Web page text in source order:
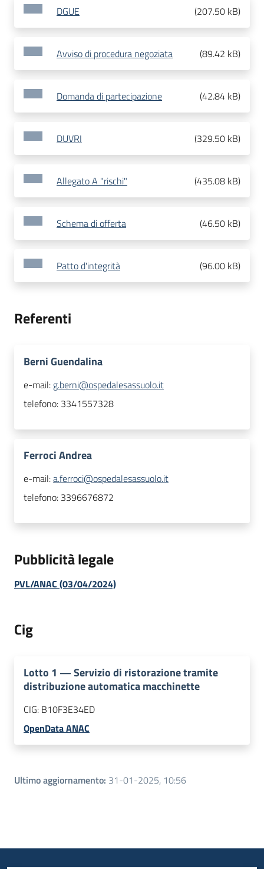
DGUE (207.50 kB)
Avviso di procedura negoziata (89.42 kB)
Domanda di partecipazione (42.84 kB)
DUVRI (329.50 kB)
Allegato A "rischi" (435.08 kB)
Schema di offerta (46.50 kB)
Patto d'integrità (96.00 kB)
Referenti
Berni Guendalina
e-mail: g.berni@ospedalesassuolo.it
telefono: 3341557328
Ferroci Andrea
e-mail:a.ferroci@ospedalesassuolo.it
telefono: 3396676872
Pubblicità legale
PVL/ANAC (03/04/2024)
Cig
Lotto 1 —Servizio di ristorazione tramite
distribuzione automatica macchinette
CIG: B10F3E34ED
OpenData ANAC
Ultimo aggiornamento: 31-01-2025, 10:56